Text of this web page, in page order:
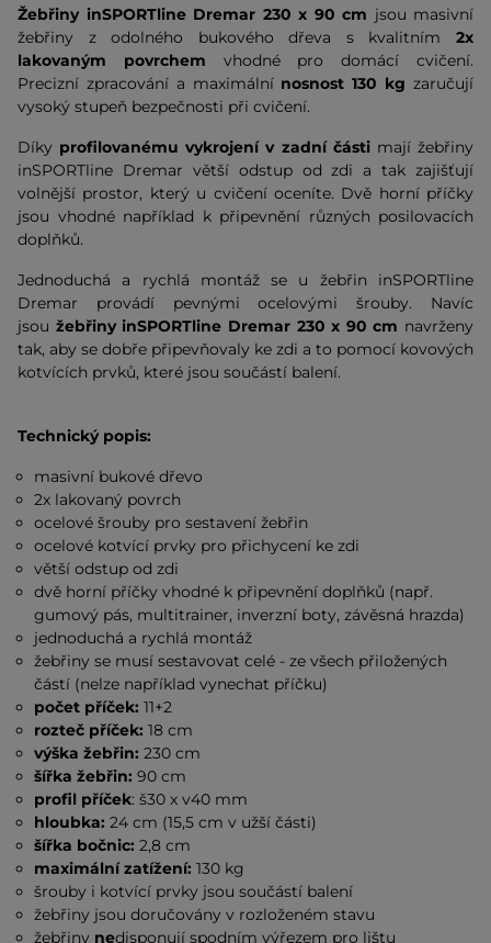
Žebřiny inSPORTline Dremar 230 x 90 cm jsou masivní
žebřiny z odolného bukového dřeva s kvalitním 2x
lakovaným povrchem vhodné pro domácí cvičení.
Precizní zpracování a maximální nosnost 130 kgzaručují
vysoký stupeň bezpečnosti při cvičení.
Díky profilovanému vykrojení v zadní části mají žebřiny
inSPORTline Dremar větší odstup od zdi a tak zajišťují
volnější prostor, který u cvičení oceníte. Dvě horní příčky
jsou vhodné například k připevnění různých posilovacích
doplňků.
Jednoduchá a rychlá montáž se u žebřin inSPORTline
Dremar provádí pevnými ocelovými šrouby. Navíc
jsou žebřiny inSPORTline Dremar 230 x 90 cm navrženy
tak, aby se dobře připevňovaly ke zdi a to pomocí kovových
kotvících prvků, které jsou součástí balení.
Technický popis:
masivní bukové dřevo
2x lakovaný povrch
ocelové šrouby pro sestavení žebřin
ocelové kotvící prvky pro přichycení ke zdi
větší odstup od zdi
dvě horní příčky vhodné k připevnění doplňků (např.
gumový pás, multitrainer, inverzní boty, závěsná hrazda)
jednoduchá a rychlá montáž
žebřiny se musí sestavovat celé - ze všech přiložených
částí (nelze například vynechat příčku)
počet příček: 11+2
rozteč příček: 18 cm
výška žebřin: 230 cm
šířka žebřin: 90 cm
profil příček: š30 x v40 mm
hloubka:24 cm (15,5 cm v užší části)
šířka bočnic:2,8 cm
maximální zatížení: 130 kg
šrouby i kotvící prvky jsou součástí balení
žebřiny jsou doručovány v rozloženém stavu
žebřiny nedisponují spodním výřezem pro lištu